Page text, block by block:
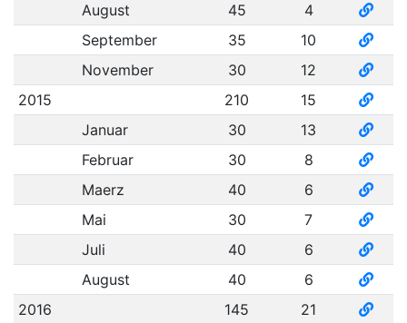
August
45
4
September
35
10
November
30
12
2015
210
15
Januar
30
13
Februar
30
8
Maerz
40
6
Mai
30
7
Juli
40
6
August
40
6
2016
145
21